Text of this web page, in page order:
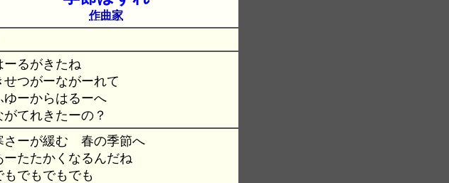
作曲家
ーるがきたね
せつがーながーれて
ゆーからはるーへ
がてれきたーの？
さーが緩む 春の季節へ
ーたたかくなるんだね
もでもでもでも